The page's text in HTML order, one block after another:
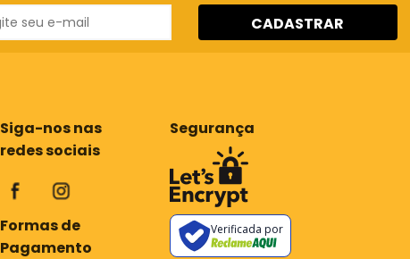
CADASTRAR
Siga-nos nas
redes sociais
Formas de
Pagamento
Segurança
Verificada por